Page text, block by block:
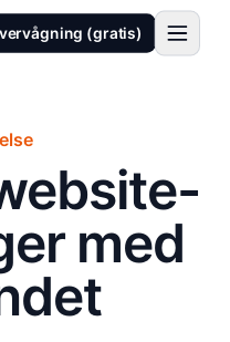
(gratis)
med